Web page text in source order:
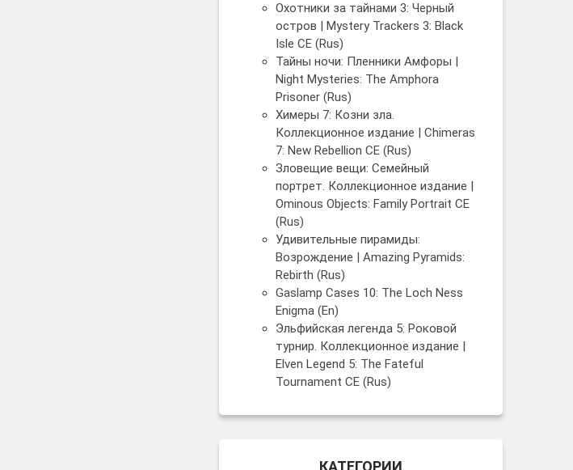
Охотники за тайнами 3: Черный
остров | Mystery Trackers 3: Black
Isle CE (Rus)
Тайны ночи: Пленники Амфоры |
Night Mysteries: The Amphora
Prisoner (Rus)
Химеры 7: Козни зла.
Коллекционное издание | Chimeras
7: New Rebellion CE (Rus)
Зловещие вещи: Семейный
портрет. Коллекционное издание |
Ominous Objects: Family Portrait CE
(Rus)
Удивительные пирамиды:
Возрождение | Amazing Pyramids:
Rebirth (Rus)
Gaslamp Cases 10: The Loch Ness
Enigma (En)
Эльфийская легенда 5: Роковой
турнир. Коллекционное издание |
Elven Legend 5: The Fateful
Tournament CE (Rus)
КАТЕГОРИИ